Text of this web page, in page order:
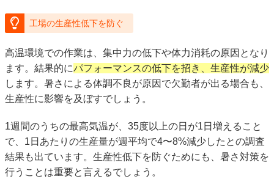
工場の生産性低下を防ぐ
高温環境での作業は、集中力の低下や体力消耗の原因となり
ます。結果的にパフォーマンスの低下を招き、生産性が減少
します。暑さによる体調不良が原因で欠勤者が出る場合も、
生産性に影響を及ぼすでしょう。
1週間のうちの最高気温が、35度以上の日が1日増えること
で、1日あたりの生産量が週平均で4〜8%減少したとの調査
結果も出ています。生産性低下を防ぐためにも、暑さ対策を
行うことは重要と言えるでしょう。